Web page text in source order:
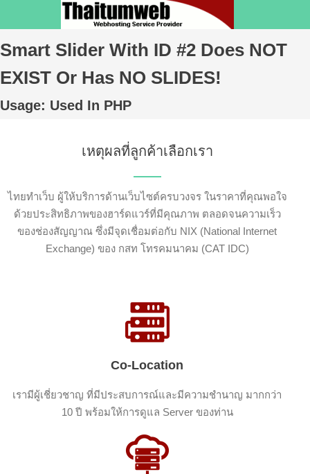
Smart Slider With ID #2 Does NOT
EXIST Or Has NO SLIDES!
Usage: Used In PHP
เหตุผลที่ลูกค้าเลือกเรา
ไทยทำเว็บ ผู้ให้บริการด้านเว็บไซต์ครบวงจร ในราคาที่คุณพอใจ
ด้วยประสิทธิภาพของฮาร์ดแวร์ที่มีคุณภาพ ตลอดจนความเร็ว
ของช่องสัญญาณ ซึ่งมีจุดเชื่อมต่อกับ NIX (National Internet
Exchange) ของ กสท โทรคมนาคม (CAT IDC)
Co-Location
เรามีผู้เชี่ยวชาญ ที่มีประสบการณ์และมีความชำนาญ มากกว่า
10 ปี พร้อมให้การดูแล Server ของท่าน